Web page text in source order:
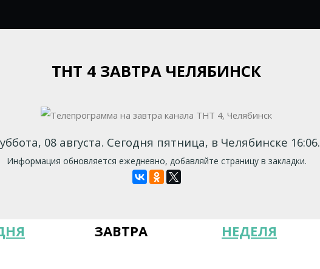
ТНТ 4 ЗАВТРА ЧЕЛЯБИНСК
08 августа. Сегодня пятница, в Челябинске 16:06.
Информация обновляется ежедневно, добавляйте страницу в закладки.
ЗАВТРА НЕДЕЛЯ